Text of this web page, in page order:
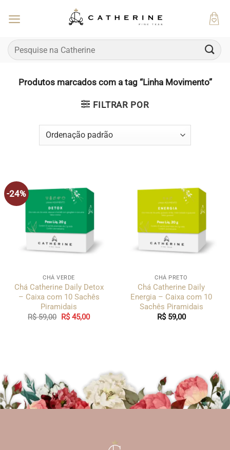
Pesquisar
por:
Produtos marcados com a tag “Linha Movimento”
FILTRAR POR
-24%
CHÁ VERDE
Chá Catherine Daily Detox
– Caixa com 10 Sachês
Piramidais
R$59,00 O
R$45,00O
CHÁ PRETO
Chá Catherine Daily
Energia – Caixa com 10
Sachês Piramidais
R$59,00